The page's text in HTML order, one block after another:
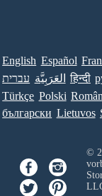
English Español
עברית العَرَبِيَّة हिन्दी
Türkçe Polski
български Lietuvos
©